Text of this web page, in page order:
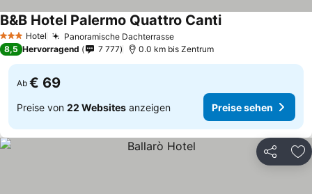
3 SterneHotel Panoramische DachterrassePreise sehen
B&B Hotel Palermo Quattro CantiPreise sehen
8,5 Hervorragend 7 777 0.0 km bis Zentrum
Ab € 69
Preise von 22 Websites anzeigen Preise sehen
Teilen